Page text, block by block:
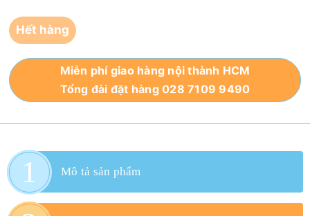
Hết hàng
Miễn phí giao hàng nội thành HCM
Tổng đài đặt hàng 028 7109 9490
Mô tả sản phẩm